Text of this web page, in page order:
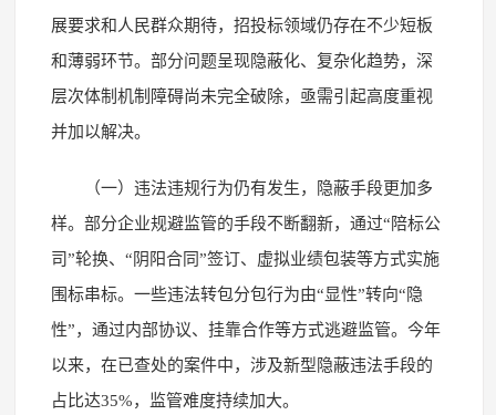
展要求和人民群众期待，招投标领域仍存在不少短板
和薄弱环节。部分问题呈现隐蔽化、复杂化趋势，深
层次体制机制障碍尚未完全破除，亟需引起高度重视
并加以解决。
（一）违法违规行为仍有发生，隐蔽手段更加多
样。部分企业规避监管的手段不断翻新，通过“陪标公
司”轮换、“阴阳合同”签订、虚拟业绩包装等方式实施
围标串标。一些违法转包分包行为由“显性”转向“隐
性”，通过内部协议、挂靠合作等方式逃避监管。今年
以来，在已查处的案件中，涉及新型隐蔽违法手段的
占比达35%，监管难度持续加大。